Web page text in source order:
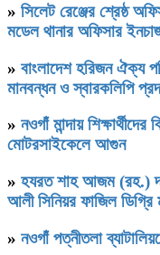
» সিলেট রেঞ্জের শ্রেষ্ঠ
মডেল থানার অফিসার
» বাংলাদেশ হরিজন ঐক্য
মানবন্ধন ও স্বারকলিপি
» নওগাঁ মান্দায়
মোটরসাইকেলে আগুন
» হযরত শাহ আজম (রহ.)
আলী সিনিয়র ফাজিল ডিগ্রি
» নওগাঁ পত্নীতলা